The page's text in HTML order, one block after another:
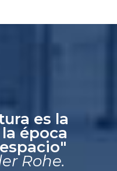
es la
época
Rohe.